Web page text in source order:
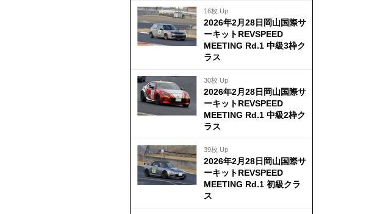
16枚 Up
2026年2月28日岡山国際サ
ーキットREVSPEED
MEETING Rd.1 中級3枠ク
ラス
30枚 Up
2026年2月28日岡山国際サ
ーキットREVSPEED
MEETING Rd.1 中級2枠ク
ラス
39枚 Up
2026年2月28日岡山国際サ
ーキットREVSPEED
MEETING Rd.1 初級クラ
ス